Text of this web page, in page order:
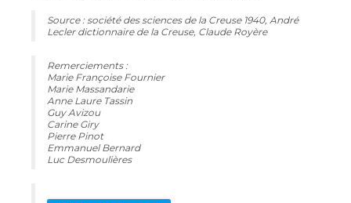
Source : société des sciences de la Creuse 1940, André
Lecler dictionnaire de la Creuse, Claude Royère
Remerciements :
Marie Françoise Fournier
Marie Massandarie
Anne Laure Tassin
Guy Avizou
Carine Giry
Pierre Pinot
Emmanuel Bernard
Luc Desmoulières